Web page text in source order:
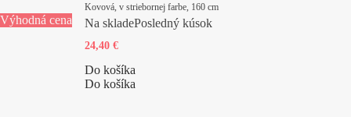
Výhodná cena
Kovová, v striebornej farbe, 160 cm
Na skladePosledný kúsok
24,40 €
Do košíka
Do košíka